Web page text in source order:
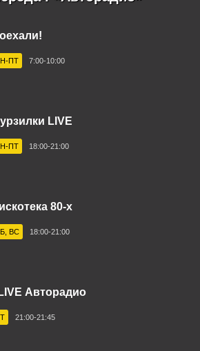
FM
ПТ 7:00-10:00
LIVE
ПТ 18:00-21:00
80-х
ВС 18:00-21:00
Авторадио
21:00-21:45